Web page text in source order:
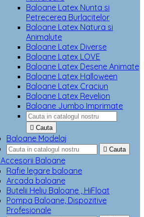
Baloane Latex Nunta si
Petrecerea Burlacitelor
Baloane Latex Natura si
Animalute
Baloane Latex Diverse
Baloane Latex LOVE
Baloane Latex Desene Animate
Baloane Latex Halloween
Baloane Latex Craciun
Baloane Latex Revelion
Baloane Jumbo Imprimate
 Cauta
Baloane Modelaj
 Cauta
Accesorii Baloane
Rafie legare baloane
Arcada baloane
Butelii Heliu Baloane , HiFloat
Pompa Baloane, Dispozitive
Profesionale